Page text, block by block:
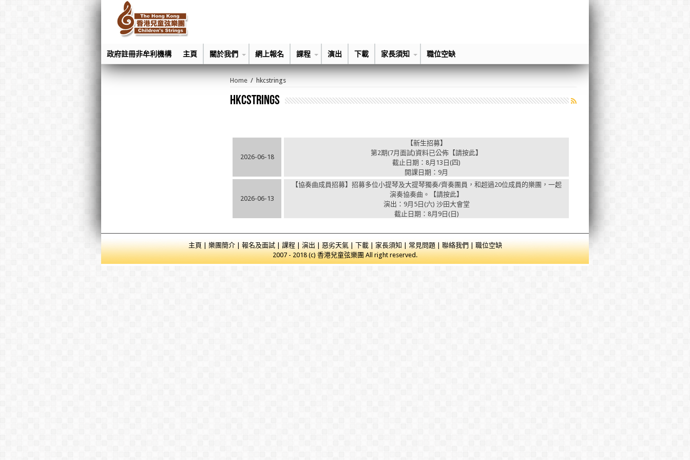
政府註冊非牟利機構 主頁 關於我們 網上報名 課程 演出 下載 家長須知 職位空缺
Home / hkcstrings
hkcstrings
2026-06-18
【新生招募】
第2期(7月面試)資料已公佈【請按此】
截止日期：8月13日(四)
開課日期：9月
2026-06-13
【協奏曲成員招募】招募多位小提琴及大提琴獨奏/齊奏團員，和超過20位成員的樂團，一起
演奏協奏曲。【請按此】
演出：9月5日(六) 沙田大會堂
截止日期：8月9日(日)
主頁|樂團簡介|報名及面試|課程|演出|惡劣天氣|下載|家長須知|常見問題|聯絡我們|職位空缺
2007 -2018(c) 香港兒童弦樂團 All right reserved.